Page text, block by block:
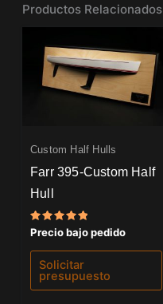
Productos Relacionados
Custom Half Hulls
Farr 395-Custom Half
Hull
Valorado
5.00
de 5
Precio bajo pedido
Solicitar
presupuesto